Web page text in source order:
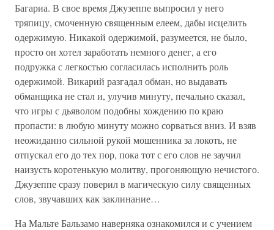
Багариа. В свое время Джузеппе выпросил у него
тряпицу, смоченную священным елеем, дабы исцелить
одержимую. Никакой одержимой, разумеется, не было,
просто он хотел заработать немного денег, а его
подружка с легкостью согласилась исполнить роль
одержимой. Викарий разгадал обман, но выдавать
обманщика не стал и, улучив минуту, печально сказал,
что игры с дьяволом подобны хождению по краю
пропасти: в любую минуту можно сорваться вниз. И взяв
неожиданно сильной рукой мошенника за локоть, не
отпускал его до тех пор, пока тот с его слов не заучил
наизусть коротенькую молитву, прогоняющую нечистого.
Джузеппе сразу поверил в магическую силу священных
слов, звучавших как заклинание…
На Мальте Бальзамо наверняка ознакомился и с учением